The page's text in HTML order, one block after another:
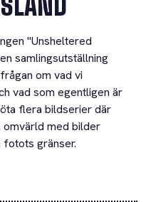
"Unsheltered
samlingsutställning
om vad vi
vad som egentligen är
flera bildserier där
med bilder
fotots gränser.